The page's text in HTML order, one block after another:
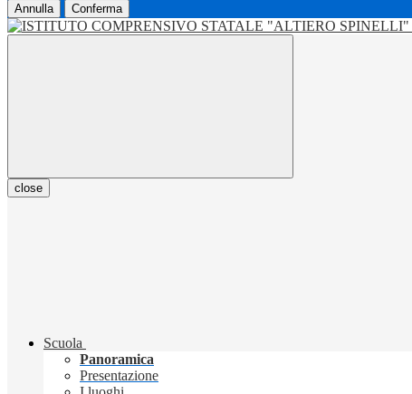
Annulla Conferma
close
Scuola
Panoramica
Presentazione